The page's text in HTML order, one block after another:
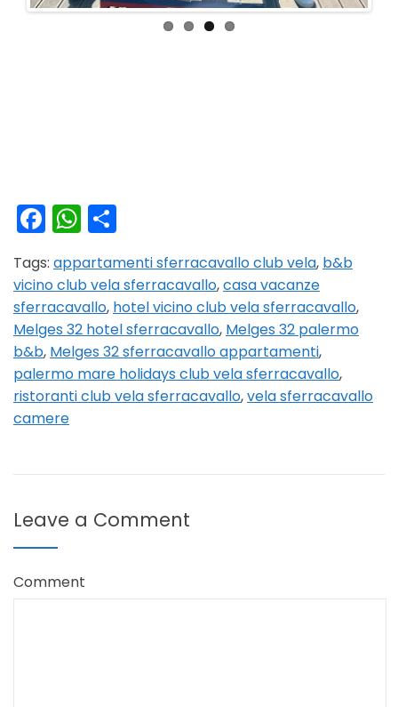
Facebook
WhatsApp
Tags: appartamenti sferracavallo club vela, b&b
vicino club vela sferracavallo,casa vacanze
sferracavallo, hotel vicino club vela sferracavallo,
Melges 32 hotel sferracavallo, Melges 32 palermo
b&b, Melges 32 sferracavallo appartamenti,
palermo mare holidays club vela sferracavallo,
ristoranti club vela sferracavallo,vela sferracavallo
camere
Leave a Comment
Comment